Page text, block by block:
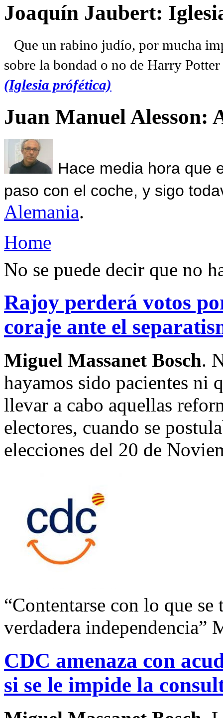
Joaquín Jaubert:
Que un rabino judío, por mucha
sobre la bondad o no de Harry
(Iglesia prófética)
Juan Manuel Alesson:
Hace media hora que
paso con el coche, y sigo
Alemania.
Home
No se puede decir que no
Rajoy perderá votos
coraje ante el
Miguel Massanet Bosch.
hayamos sido pacientes ni
llevar a cabo aquellas
electores, cuando se
elecciones del 20 de
“Contentarse con lo que
verdadera independencia”
CDC amenaza con
si se le impide la